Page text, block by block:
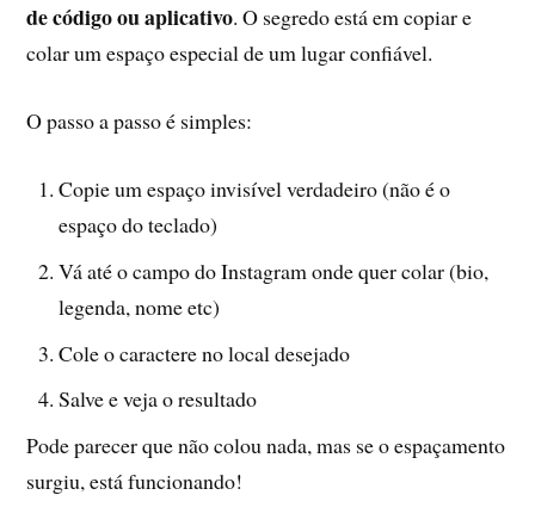
de código ou aplicativo. O segredo está em copiar e
colar um espaço especial de um lugar confiável.
O passo a passo é simples:
Copie um espaço invisível verdadeiro (não é o
espaço do teclado)
Vá até o campo do Instagram onde quer colar (bio,
legenda, nome etc)
Cole o caractere no local desejado
Salve e veja o resultado
Pode parecer que não colou nada, mas se o espaçamento
surgiu, está funcionando!